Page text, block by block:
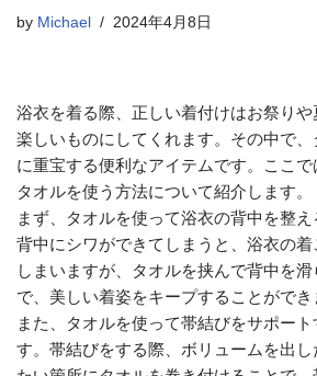
ッby Michael 2024年4月8日
浴衣を着る際、正しい着付けはお祭りや
楽しいものにしてくれます。その中で
に重宝する便利なアイテムです。ここ
タオルを使う方法について紹介します。
まず、タオルを使って浴衣の背中を整え
背中にシワができてしまうと、浴衣の
しまいますが、タオルを挟んで背中を
で、美しい着姿をキープすることができ
また、タオルを使って帯結びをサポー
す。帯結びをする際、ボリュームを出し